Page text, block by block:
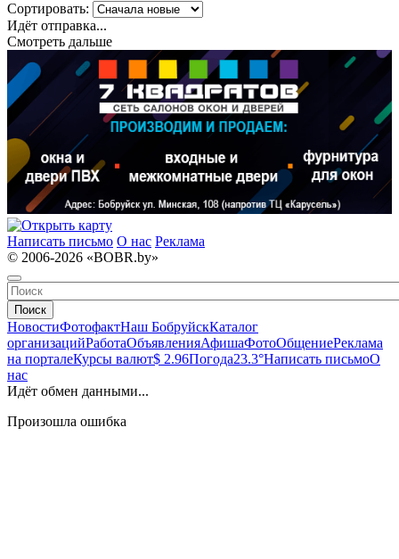
Сортировать:
Идёт отправка...
Смотреть дальше
Написать письмо О нас Реклама
© 2006-2026 «BOBR.by»
Поиск
НовостиФотофактНаш БобруйскКаталог
организацийРаботаОбъявленияАфишаФотоОбщениеРеклама
на порталеКурсы валют$ 2.96Погода23.3°Написать письмоО
нас
Идёт обмен данными...
Произошла ошибка